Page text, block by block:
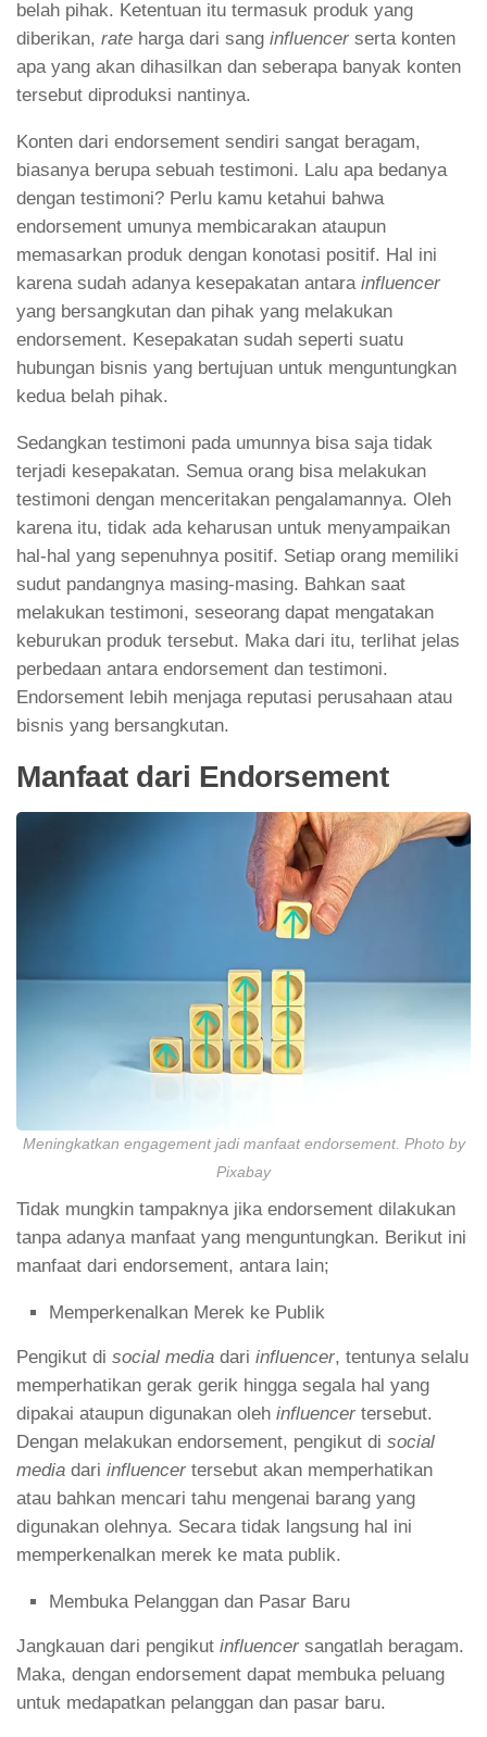
belah pihak. Ketentuan itu termasuk produk yang
diberikan, rate harga dari sang influencer serta konten
apa yang akan dihasilkan dan seberapa banyak konten
tersebut diproduksi nantinya.
Konten dari endorsement sendiri sangat beragam,
biasanya berupa sebuah testimoni. Lalu apa bedanya
dengan testimoni? Perlu kamu ketahui bahwa
endorsement umunya membicarakan ataupun
memasarkan produk dengan konotasi positif. Hal ini
karena sudah adanya kesepakatan antarainfluencer
yang bersangkutan dan pihak yang melakukan
endorsement. Kesepakatan sudah seperti suatu
hubungan bisnis yang bertujuan untuk menguntungkan
kedua belah pihak.
Sedangkan testimoni pada umunnya bisa saja tidak
terjadi kesepakatan. Semua orang bisa melakukan
testimoni dengan menceritakan pengalamannya. Oleh
karena itu, tidak ada keharusan untuk menyampaikan
hal-hal yang sepenuhnya positif. Setiap orang memiliki
sudut pandangnya masing-masing. Bahkan saat
melakukan testimoni, seseorang dapat mengatakan
keburukan produk tersebut. Maka dari itu, terlihat jelas
perbedaan antara endorsement dan testimoni.
Endorsement lebih menjaga reputasi perusahaan atau
bisnis yang bersangkutan.
Manfaat dari Endorsement
Meningkatkan engagement jadi manfaat endorsement. Photo by
Pixabay
Tidak mungkin tampaknya jika endorsement dilakukan
tanpa adanya manfaat yang menguntungkan. Berikut ini
manfaat dari endorsement, antara lain;
Memperkenalkan Merek ke Publik
Pengikut di social media dari influencer, tentunya selalu
memperhatikan gerak gerik hingga segala hal yang
dipakai ataupun digunakan oleh influencer tersebut.
Dengan melakukan endorsement, pengikut di social
media dari influencer tersebut akan memperhatikan
atau bahkan mencari tahu mengenai barang yang
digunakan olehnya. Secara tidak langsung hal ini
memperkenalkan merek ke mata publik.
Membuka Pelanggan dan Pasar Baru
Jangkauan dari pengikut influencer sangatlah beragam.
Maka, dengan endorsement dapat membuka peluang
untuk medapatkan pelanggan dan pasar baru.